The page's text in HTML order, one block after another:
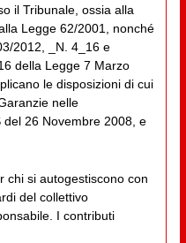
il Tribunale, ossia alla
Legge 62/2001, nonché
2012, _N. 4_16 e
della Legge 7 Marzo
le disposizioni di cui
nelle
26 Novembre 2008, e
chi si autogestiscono con
del collettivo
I contributi